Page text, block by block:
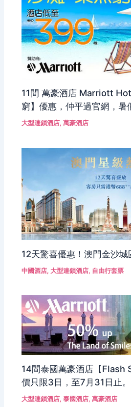
11間 萬豪酒店 Marriott
窮】優惠，仲平過官網，暑
大型連鎖酒店,萬豪酒店
12天驚喜優惠！澳門金沙城
中國酒店, 大型連鎖酒店, 自由行套票
14間泰國萬豪酒店【Flash
價只限3日，至7月31日止。
大型連鎖酒店,泰國酒店,萬豪酒店